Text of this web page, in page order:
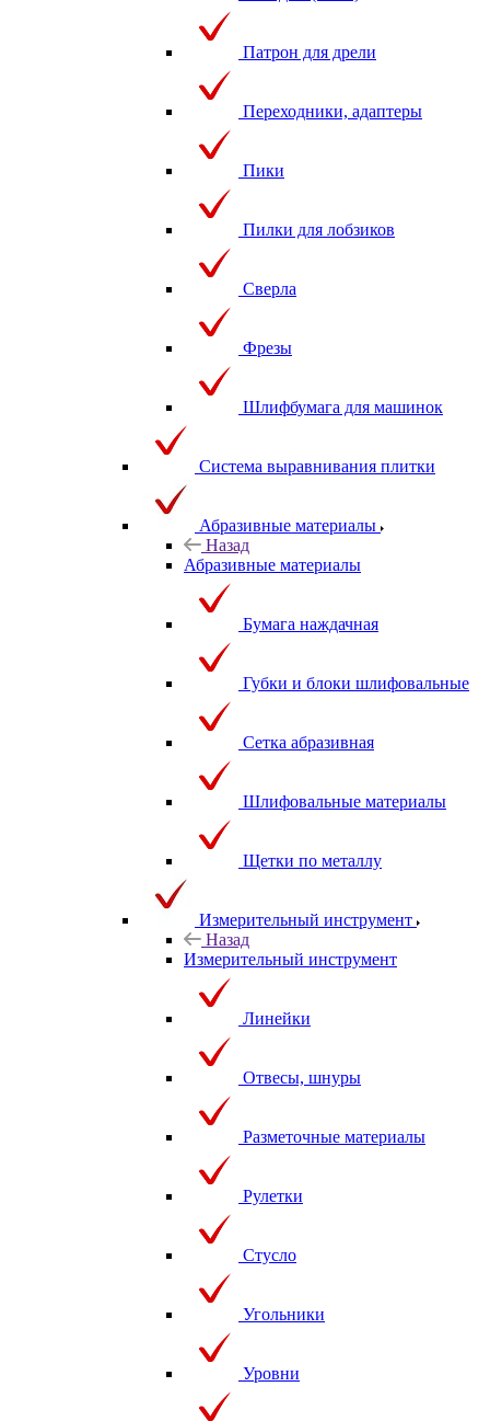
Патрон для дрели
Переходники, адаптеры
Пики
Пилки для лобзиков
Сверла
Фрезы
Шлифбумага для машинок
Система выравнивания плитки
Абразивные материалы
Назад
Абразивные материалы
Бумага наждачная
Губки и блоки шлифовальные
Сетка абразивная
Шлифовальные материалы
Щетки по металлу
Измерительный инструмент
Назад
Измерительный инструмент
Линейки
Отвесы, шнуры
Разметочные материалы
Рулетки
Стусло
Угольники
Уровни